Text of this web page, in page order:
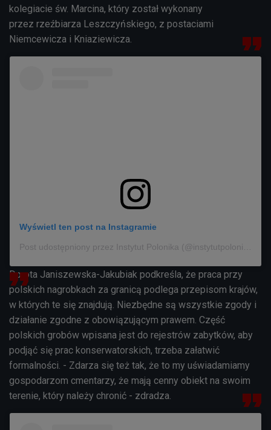
kolegiacie św. Marcina, który został wykonany
przez rzeźbiarza Leszczyńskiego, z postaciami
Niemcewicza i Kniaziewicza.
Wyświetl ten post na Instagramie
Dorota Janiszewska-Jakubiak podkreśla, że praca przy
polskich nagrobkach za granicą podlega przepisom krajów,
w których te się znajdują. Niezbędne są wszystkie zgody i
działanie zgodne z obowiązującym prawem. Część
polskich grobów wpisana jest do rejestrów zabytków, aby
podjąć się prac konserwatorskich, trzeba załatwić
formalności. - Zdarza się też tak, że to my uświadamiamy
gospodarzom cmentarzy, że mają cenny obiekt na swoim
terenie, który należy chronić - zdradza.